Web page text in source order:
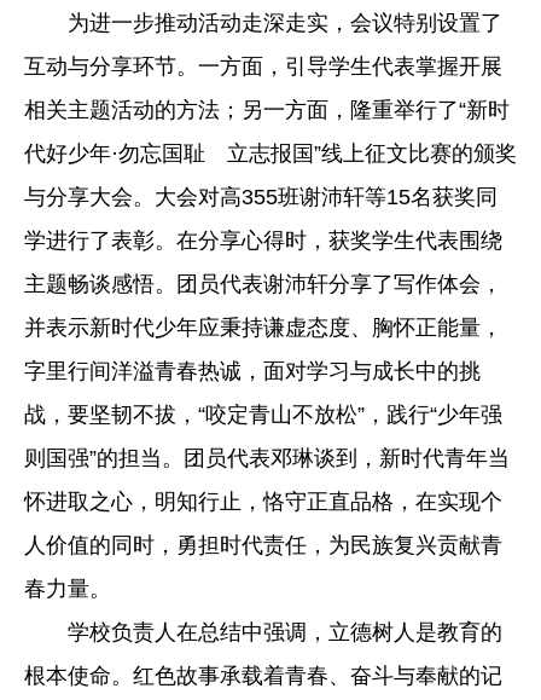
为进一步推动活动走深走实，会议特别设置了
互动与分享环节。一方面，引导学生代表掌握开展
相关主题活动的方法；另一方面，隆重举行了“新时
代好少年·勿忘国耻 立志报国”线上征文比赛的颁奖
与分享大会。大会对高355班谢沛轩等15名获奖同
学进行了表彰。在分享心得时，获奖学生代表围绕
主题畅谈感悟。团员代表谢沛轩分享了写作体会，
并表示新时代少年应秉持谦虚态度、胸怀正能量，
字里行间洋溢青春热诚，面对学习与成长中的挑
战，要坚韧不拔，“咬定青山不放松”，践行“少年强
则国强”的担当。团员代表邓琳谈到，新时代青年当
怀进取之心，明知行止，恪守正直品格，在实现个
人价值的同时，勇担时代责任，为民族复兴贡献青
春力量。
学校负责人在总结中强调，立德树人是教育的
根本使命。红色故事承载着青春、奋斗与奉献的记